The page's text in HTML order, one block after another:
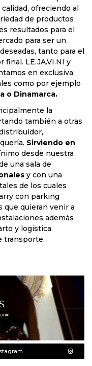
ofreciendo al
de productos
resultados para el
para ser un
tanto para el
final. LE.JA.VI.NI y
en exclusiva
como por ejemplo
o Dinamarca.
la
también a otras
Sirviendo en
desde nuestra
una sala de
y con una
de los cuales
con parking
que quieran venir a
además
y logística
transporte.